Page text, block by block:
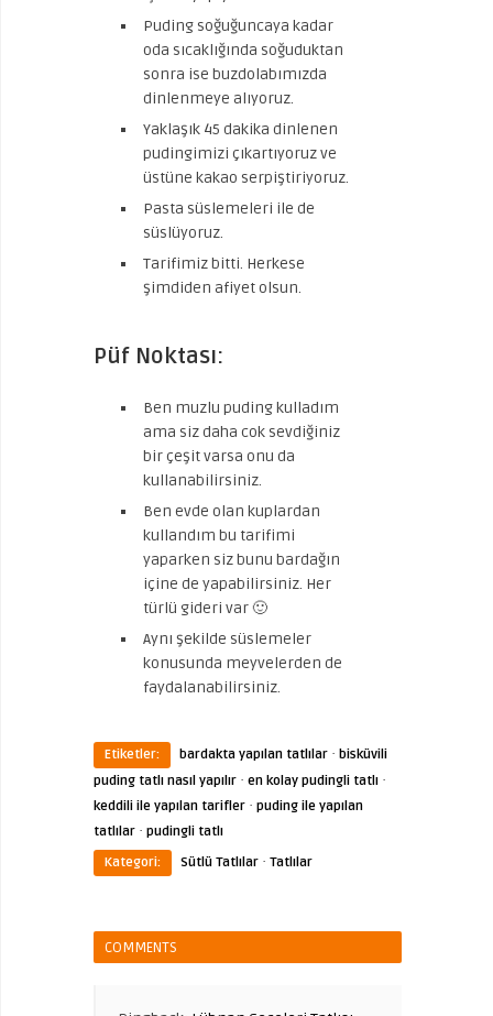
Puding soğuğuncaya kadar
oda sıcaklığında soğuduktan
sonra ise buzdolabımızda
dinlenmeye alıyoruz.
Yaklaşık 45 dakika dinlenen
pudingimizi çıkartıyoruz ve
üstüne kakao serpiştiriyoruz.
Pasta süslemeleri ile de
süslüyoruz.
Tarifimiz bitti. Herkese
şimdiden afiyet olsun.
Püf Noktası:
Ben muzlu puding kulladım
ama siz daha cok sevdiğiniz
bir çeşit varsa onu da
kullanabilirsiniz.
Ben evde olan kuplardan
kullandım bu tarifimi
yaparken siz bunu bardağın
içine de yapabilirsiniz. Her
türlü gideri var 🙂
Aynı şekilde süslemeler
konusunda meyvelerden de
faydalanabilirsiniz.
Etiketler: bardakta yapılan tatlılar · bisküvili
puding tatlı nasıl yapılır · en kolay pudingli tatlı ·
keddili ile yapılan tarifler · puding ile yapılan
tatlılar · pudingli tatlı
Kategori:
Sütlü Tatlılar · Tatlılar
COMMENTS